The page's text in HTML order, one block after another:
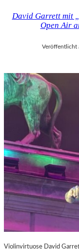
David Garrett mit
Open Air
Veröffentlicht
Violinvirtuose David